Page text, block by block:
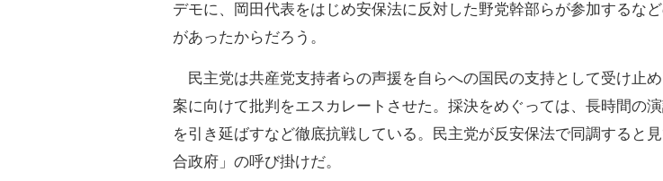
デモに、岡田代表をはじめ安保法に反対した野党幹部らが参加するなど
があったからだろう。
民主党は共産党支持者らの声援を自らへの国民の支持として受け止
案に向けて批判をエスカレートさせた。採決をめぐっては、長時間の
を引き延ばすなど徹底抗戦している。民主党が反安保法で同調すると
合政府」の呼び掛けだ。